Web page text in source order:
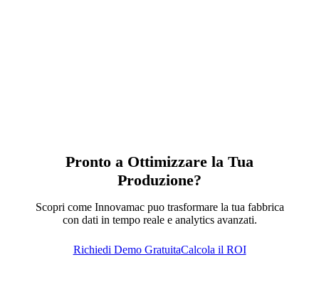
Pronto a Ottimizzare la Tua
Produzione?
Scopri come Innovamac puo trasformare la tua fabbrica
con dati in tempo reale e analytics avanzati.
Richiedi Demo GratuitaCalcola il ROI